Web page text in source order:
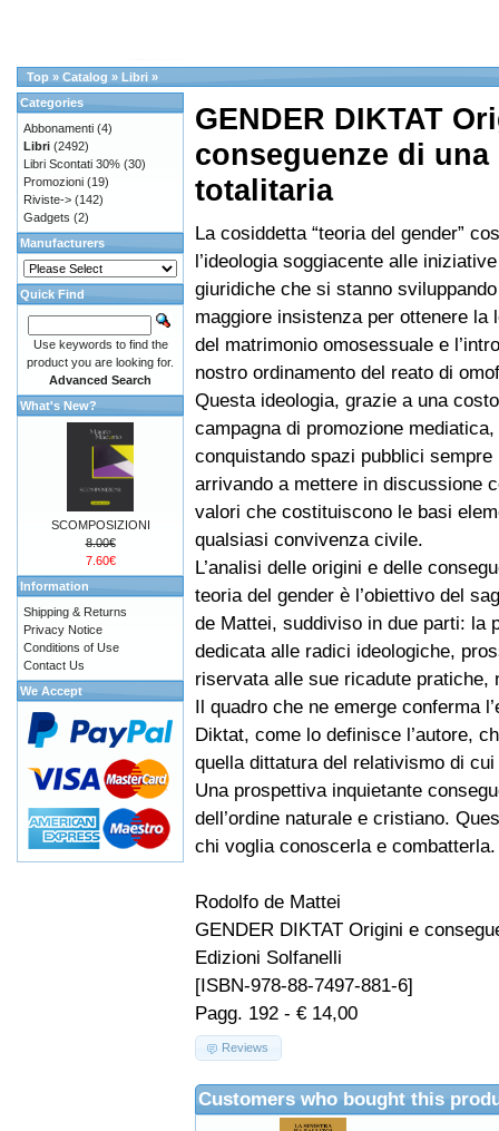
Top » Catalog » Libri »
GENDER DIKTAT
conseguenze di
totalitaria
La cosiddetta “teoria del gender”
l’ideologia soggiacente alle
giuridiche che si stanno
maggiore insistenza per ottenere la
del matrimonio omosessuale e
nostro ordinamento del reato di
Questa ideologia, grazie a una
campagna di promozione
conquistando spazi pubblici sempre
arrivando a mettere in discussione
valori che costituiscono le basi
qualsiasi convivenza civile.
L’analisi delle origini e delle
teoria del gender è l’obiettivo del
de Mattei, suddiviso in due parti: la
dedicata alle radici ideologiche,
riservata alle sue ricadute pratiche,
Il quadro che ne emerge conferma
Diktat, come lo definisce l’autore,
quella dittatura del relativismo di
Una prospettiva inquietante
dell’ordine naturale e cristiano.
chi voglia conoscerla e combatterla.
Rodolfo de Mattei
GENDER DIKTAT Origini e
Edizioni Solfanelli
[ISBN-978-88-7497-881-6]
Pagg. 192 - € 14,00
Reviews
Customers who bought this
Categories
Abbonamenti (4)
Libri (2492)
Libri Scontati 30% (30)
Promozioni (19)
Riviste-> (142)
Gadgets (2)
Manufacturers
Quick Find
Use keywords to find the
product you are looking for.
Advanced Search
What's New?
SCOMPOSIZIONI
8.00€
7.60€
Information
Shipping & Returns
Privacy Notice
Conditions of Use
Contact Us
We Accept